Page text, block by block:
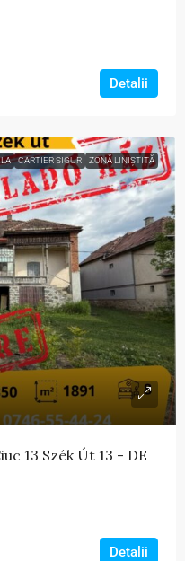
Detalii
CARTIER SIGUR ZONĂ LINIȘTITĂ
13 Szék Út 13 - DE
Detalii